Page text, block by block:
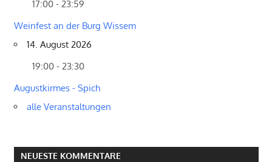
17:00 - 23:59
Weinfest an der Burg Wissem
14. August 2026
19:00 - 23:30
Augustkirmes - Spich
alle Veranstaltungen
NEUESTE KOMMENTARE